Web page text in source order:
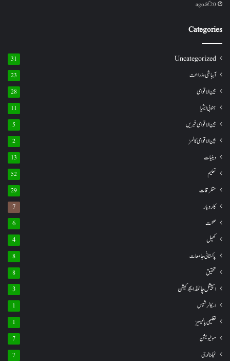
20 گھنٹے ago
Categories
Uncategorized
31
آبباشی وذراعت 23
بین الاقوامی 28
جنوبی ایشیا 11
بین الاقوامی خبریں 5
بین الاقوامی کالمز 2
دینیات 13
تعلیم 52
متفرقات 29
کاروبار 7
صحت 6
کھیل 4
پاکستانی جامعات 8
تحقیق 8
اسپیشل چائلڈ ایجوکیشن 3
اسکالرشپس 1
تعلیمی پالیسیز 1
موٹیویشن 7
ٹیکنالوجی 7